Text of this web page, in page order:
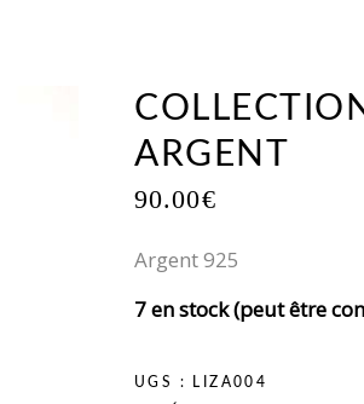
ARGENT
90.00€
Argent 925
7 en stock (peut être
UGS : LIZA004